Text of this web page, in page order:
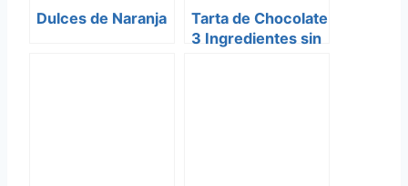
Dulces de Naranja
Tarta de Chocolate
3 Ingredientes sin